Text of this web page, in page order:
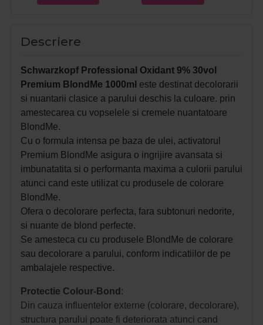
Descriere
Schwarzkopf Professional Oxidant 9% 30vol
Premium BlondMe 1000ml este destinat decolorarii
si nuantarii clasice a parului deschis la culoare. prin
amestecarea cu vopselele si cremele nuantatoare
BlondMe.
Cu o formula intensa pe baza de ulei, activatorul
Premium BlondMe asigura o ingrijire avansata si
imbunatatita si o performanta maxima a culorii parului
atunci cand este utilizat cu produsele de colorare
BlondMe.
Ofera o decolorare perfecta, fara subtonuri nedorite,
si nuante de blond perfecte.
Se amesteca cu cu produsele BlondMe de colorare
sau decolorare a parului, conform indicatiilor de pe
ambalajele respective.
Protectie Colour-Bond :
Din cauza influentelor externe (colorare, decolorare),
structura parului poate fi deteriorata atunci cand